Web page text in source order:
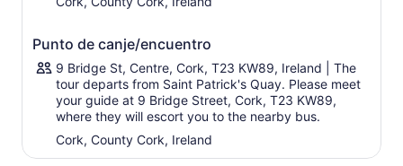
la encantadora cascada de 18 metros de altura que
atraviesa el boscoso Friar's Glenn y admira este sitio de
belleza natural.
Por último, tómate un tiempo para relajarte en Killarney y
tomar un refresco antes de partir hacia Cork.
Punto de canje/encuentro
9 Bridge St, Centre, Cork, T23 KW89, Ireland | The
tour departs from Saint Patrick's Quay. Please meet
your guide at 9 Bridge Street, Cork, T23 KW89,
where they will escort you to the nearby bus.
Cork, County Cork, Ireland